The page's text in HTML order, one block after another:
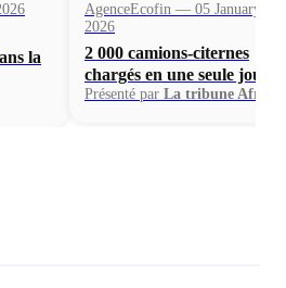
la
AgenceEcofin — 05 January
2026
2 000 camions-citernes
chargés en une seule
Présenté par La tribune